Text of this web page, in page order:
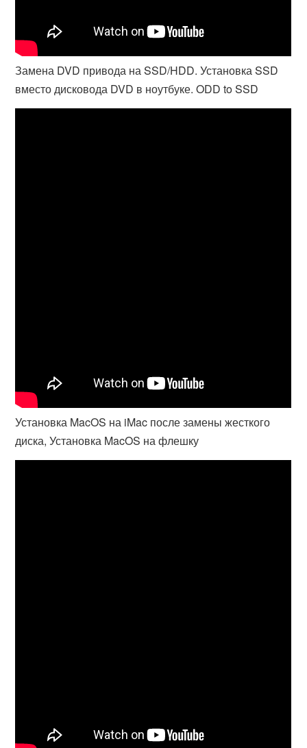
Замена DVD привода на SSD/HDD. Установка SSD
вместо дисковода DVD в ноутбуке. ODD to SSD
Установка MacOS на iMac после замены жесткого
диска, Установка MacOS на флешку